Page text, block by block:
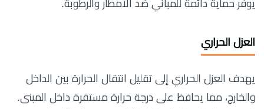
يوفر حماية دائمة للمباني ضد الأمطار والرطوبة.
العزل الحراري
يهدف العزل الحراري إلى تقليل انتقال الحرارة بين الداخل
والخارج، مما يحافظ على درجة حرارة مستقرة داخل المبنى.